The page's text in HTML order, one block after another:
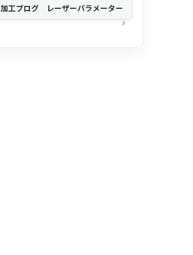
加工ブログ レーザーパラメーター